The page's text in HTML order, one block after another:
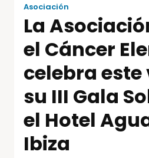
Asociación
La
el Cáncer
celebra este
su III Gala
el Hotel
Ibiza